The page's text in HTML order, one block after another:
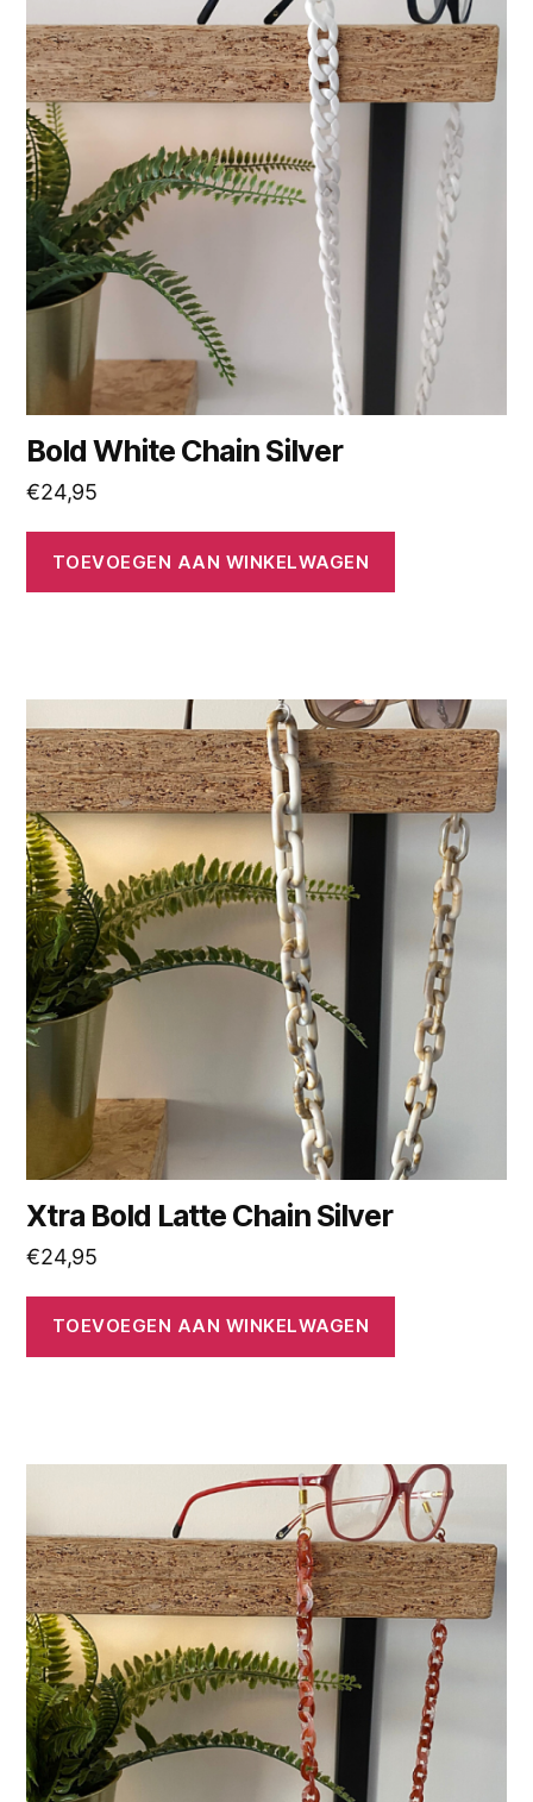
Bold White Chain Silver
€24,95
TOEVOEGEN AAN WINKELWAGEN
Xtra Bold Latte Chain Silver
€24,95
TOEVOEGEN AAN WINKELWAGEN